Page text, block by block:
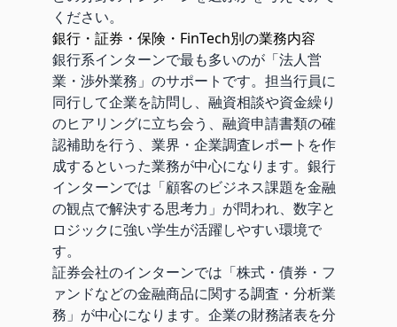
ください。
銀行・証券・保険・FinTech別の業務内容
銀行系インターンで最も多いのが「法人営
業・渉外業務」のサポートです。担当行員に
同行して企業を訪問し、融資相談や資金繰り
のヒアリングに立ち会う、融資申請書類の確
認補助を行う、業界・企業調査レポートを作
成するといった業務が中心になります。銀行
インターンでは「顧客のビジネス課題を金融
の観点で解決する思考力」が問われ、数字と
ロジックに強い学生が活躍しやすい環境で
す。
証券会社のインターンでは「株式・債券・フ
ァンドなどの金融商品に関する調査・分析業
務」が中心になります。企業の財務諸表を分